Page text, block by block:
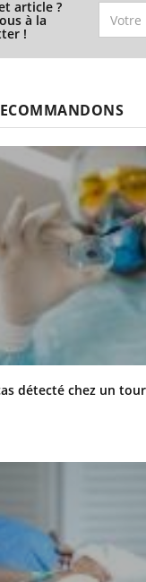
article ?
à la
!
détecté chez un